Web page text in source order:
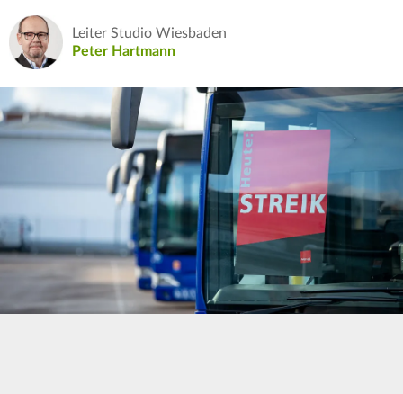
Leiter Studio Wiesbaden
Peter Hartmann